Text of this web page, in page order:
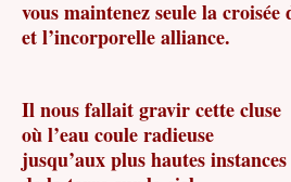
vous maintenez seule la croisée
et l’incorporelle alliance.
Il nous fallait gravir cette cluse
où l’eau coule radieuse
jusqu’aux plus hautes instances